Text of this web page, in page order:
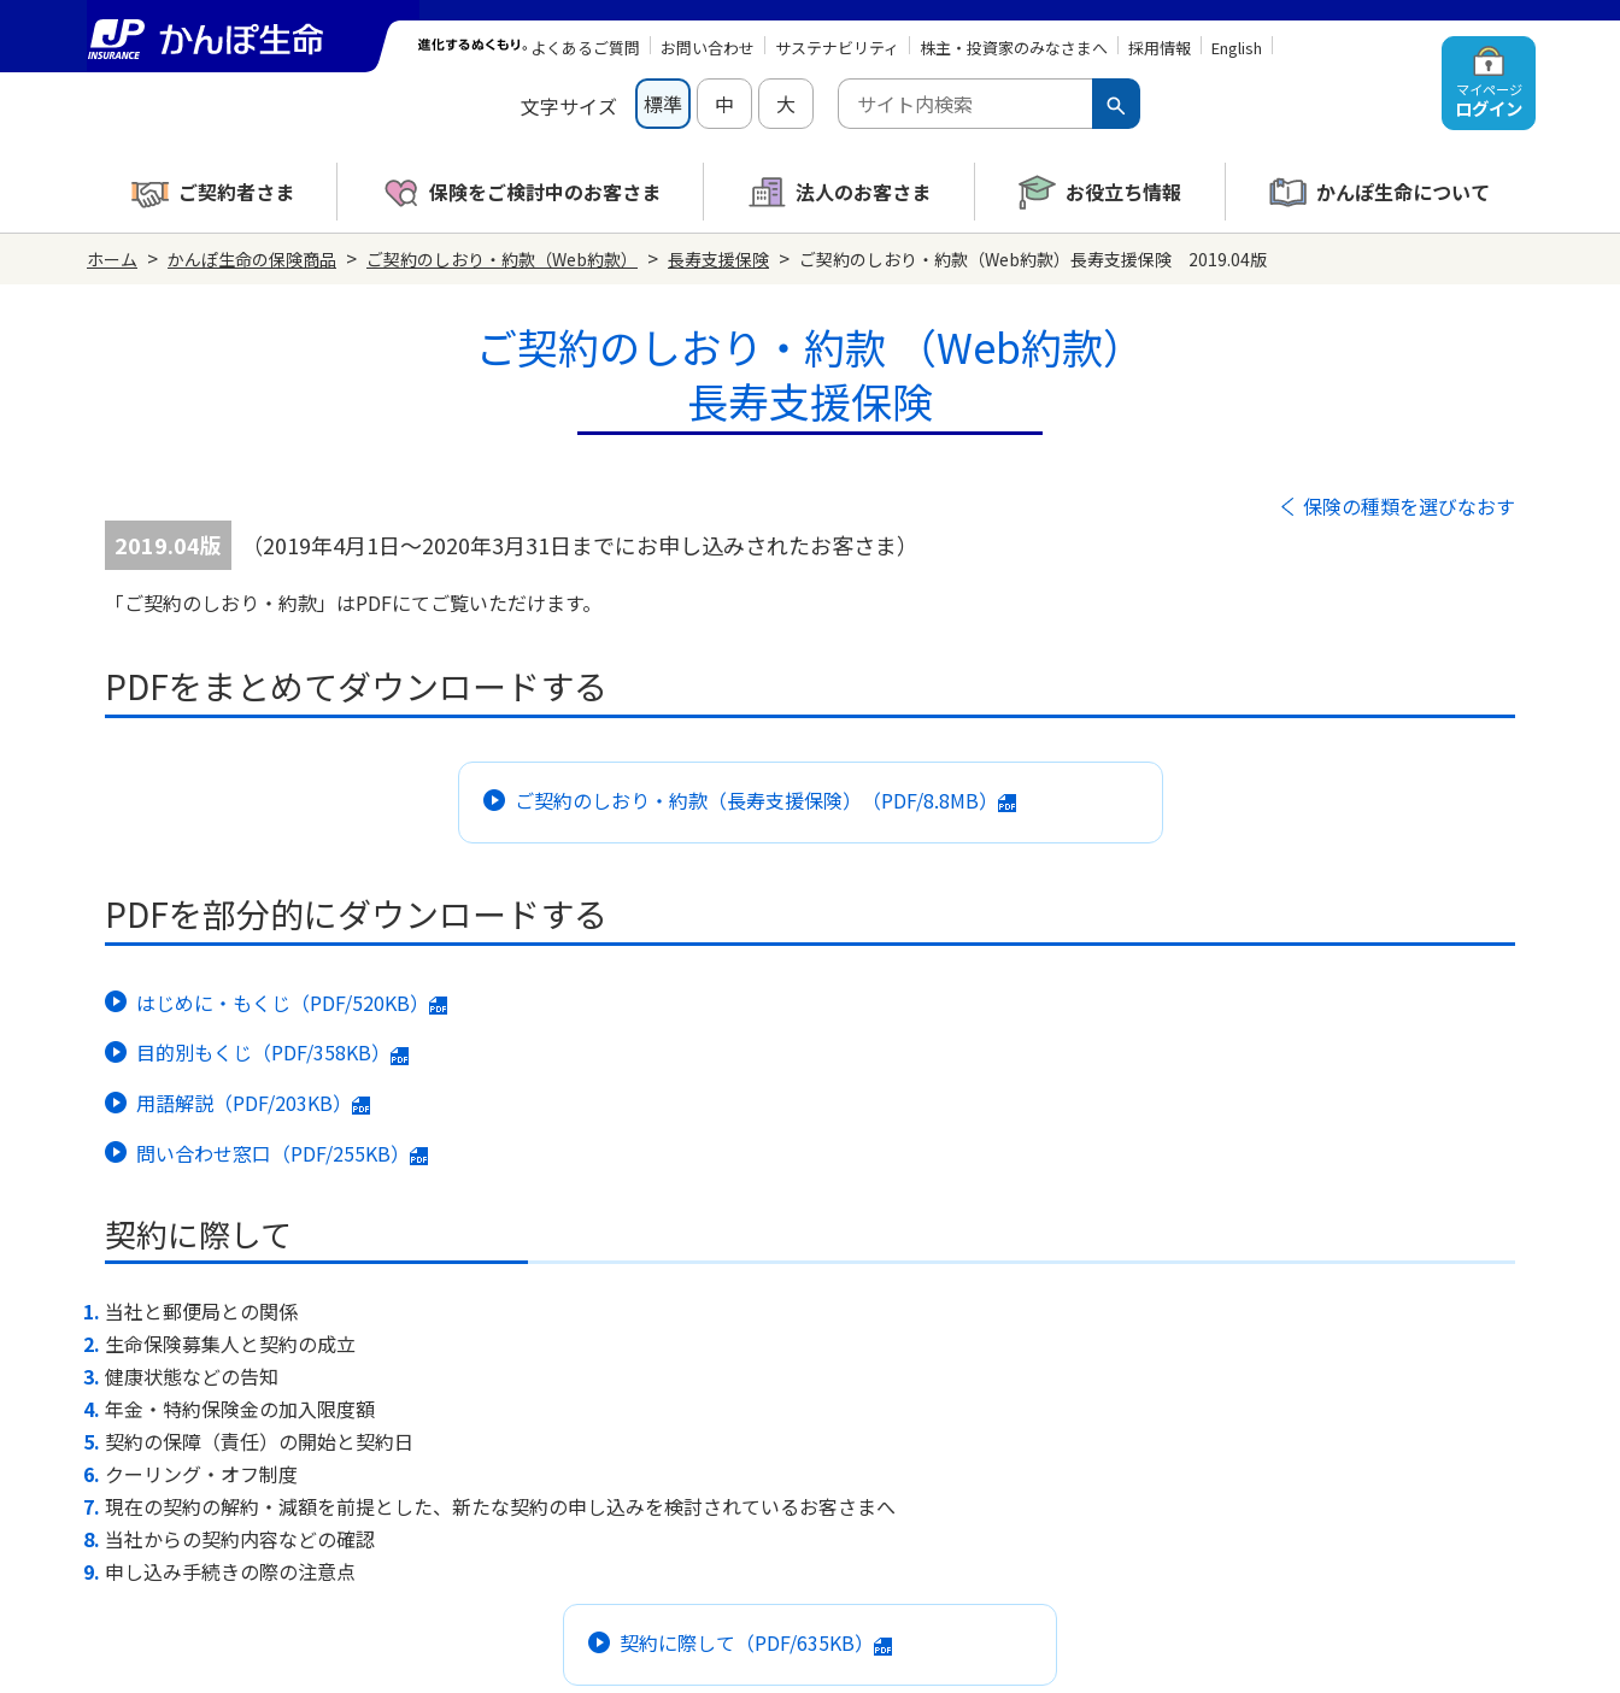
マイページ
ログイン
よくあるご質問 お問い合わせ サステナビリティ 株主・投資家のみなさまへ 採用情報 English
文字サイズ 標準 中 大
ご契約者さま 保険をご検討中のお客さま 法人のお客さま お役立ち情報 かんぽ生命について
ホーム > かんぽ生命の保険商品 > ご契約のしおり・約款（Web約款） > 長寿支援保険 > ご契約のしおり・約款（Web約款）長寿支援保険 2019.04版
ご契約のしおり・約款
（Web約款）
長寿支援保険
保険の種類を選びなおす
2019.04版 （2019年4月1日～2020年3月31日までにお申し込みされたお客さま）
「ご契約のしおり・約款」はPDFにてご覧いただけます。
PDFをまとめてダウンロードする
ご契約のしおり・約款（長寿支援保険） （PDF/8.8MB）
PDFを部分的にダウンロードする
はじめに・もくじ（PDF/520KB）
目的別もくじ（PDF/358KB）
用語解説（PDF/203KB）
問い合わせ窓口（PDF/255KB）
契約に際して
当社と郵便局との関係
生命保険募集人と契約の成立
健康状態などの告知
年金・特約保険金の加入限度額
契約の保障（責任）の開始と契約日
クーリング・オフ制度
現在の契約の解約・減額を前提とした、新たな契約の申し込みを検討されているお客さまへ
当社からの契約内容などの確認
申し込み手続きの際の注意点
契約に際して （PDF/635KB）